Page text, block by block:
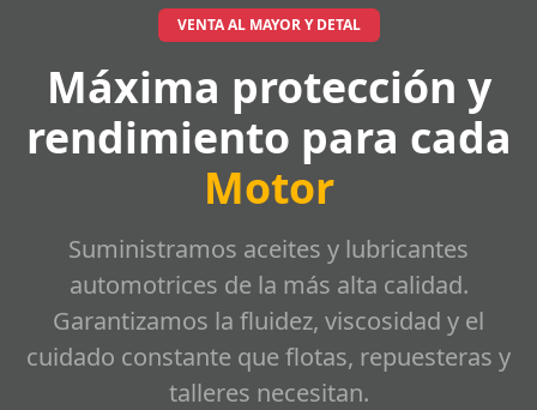
VENTA AL MAYOR Y DETAL
Máxima protección y
rendimiento para cada
Motor
Suministramos aceites y lubricantes
automotrices de la más alta calidad.
Garantizamos la fluidez, viscosidad y el
cuidado constante que flotas, repuesteras y
talleres necesitan.